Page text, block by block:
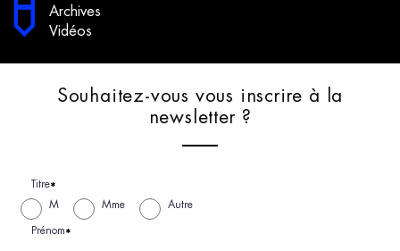
Archives
Vidéos
Souhaitez-vous vous i nscrire à
a
newsletter ?
Titre*
M Mme Autre
Prénom*